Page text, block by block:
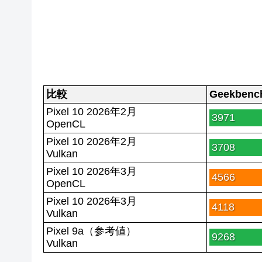
比較
Pixel 10 2026年2月
OpenCL
3971
Pixel 10 2026年2月
Vulkan
3708
Pixel 10 2026年3月
OpenCL
4566
Pixel 10 2026年3月
Vulkan
4118
Pixel 9a（参考値）
Vulkan
9268